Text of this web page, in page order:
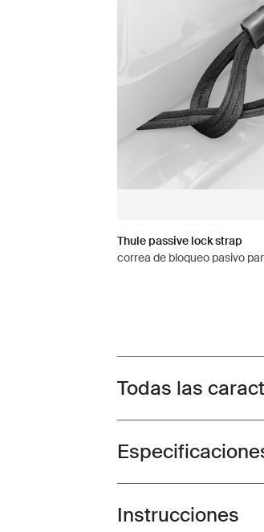
Thule passive lock strap
correa de bloqueo pasivo
Todas las
Toggle guides
Instrucciones